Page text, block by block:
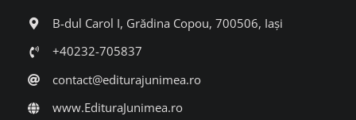
B-dul Carol I, Grădina Copou, 700506, Iași
+40232-705837
contact@editurajunimea.ro
www.EdituraJunimea.ro